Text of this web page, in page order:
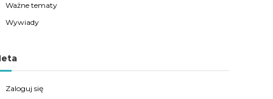
Ważne tematy
Wywiady
Zaloguj się